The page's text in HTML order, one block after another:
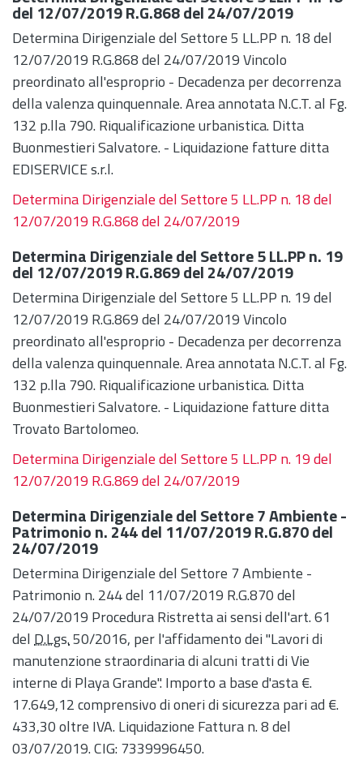
del 12/07/2019 R.G.868 del 24/07/2019
Determina Dirigenziale del Settore 5 LL.PP n. 18 del
12/07/2019 R.G.868 del 24/07/2019 Vincolo
preordinato all'esproprio - Decadenza per decorrenza
della valenza quinquennale. Area annotata N.C.T. al Fg.
132 p.lla 790. Riqualificazione urbanistica. Ditta
Buonmestieri Salvatore. - Liquidazione fatture ditta
EDISERVICE s.r.l.
Determina Dirigenziale del Settore 5 LL.PP n. 18 del
12/07/2019 R.G.868 del 24/07/2019
Determina Dirigenziale del Settore 5 LL.PP n. 19
del 12/07/2019 R.G.869 del 24/07/2019
Determina Dirigenziale del Settore 5 LL.PP n. 19 del
12/07/2019 R.G.869 del 24/07/2019 Vincolo
preordinato all'esproprio - Decadenza per decorrenza
della valenza quinquennale. Area annotata N.C.T. al Fg.
132 p.lla 790. Riqualificazione urbanistica. Ditta
Buonmestieri Salvatore. - Liquidazione fatture ditta
Trovato Bartolomeo.
Determina Dirigenziale del Settore 5 LL.PP n. 19 del
12/07/2019 R.G.869 del 24/07/2019
Determina Dirigenziale del Settore 7 Ambiente -
Patrimonio n. 244 del 11/07/2019 R.G.870 del
24/07/2019
Determina Dirigenziale del Settore 7 Ambiente -
Patrimonio n. 244 del 11/07/2019 R.G.870 del
24/07/2019 Procedura Ristretta ai sensi dell'art. 61
del D.Lgs.50/2016, per l'affidamento dei "Lavori di
manutenzione straordinaria di alcuni tratti di Vie
interne di Playa Grande". Importo a base d'asta €.
17.649,12 comprensivo di oneri di sicurezza pari ad €.
433,30 oltre IVA. Liquidazione Fattura n. 8 del
03/07/2019. CIG: 7339996450.